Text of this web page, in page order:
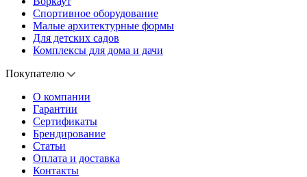
Спортивное оборудование
Малые архитектурные формы
Для детских садов
Комплексы для дома и дачи
Покупателю
О компании
Гарантии
Сертификаты
Брендирование
Статьи
Оплата и доставка
Контакты